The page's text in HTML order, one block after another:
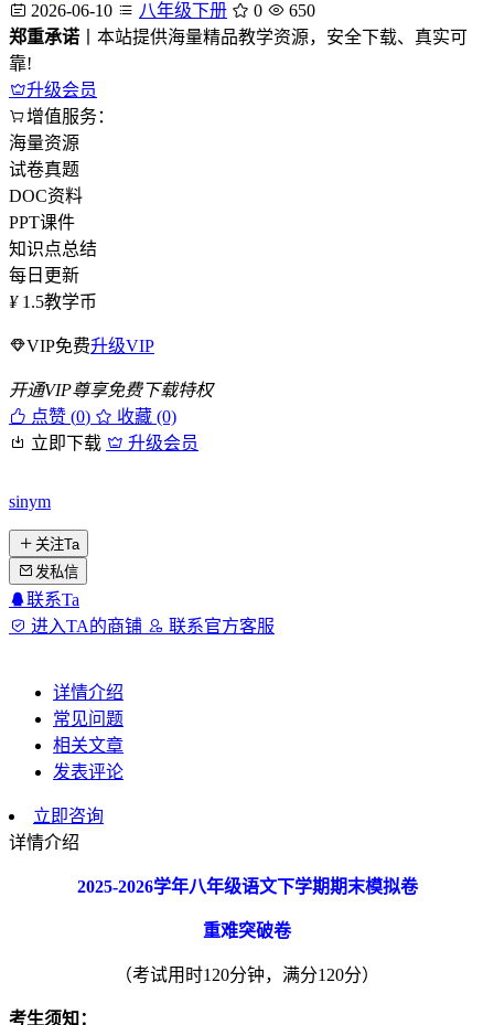
2026-06-10
八年级下册 0
650
郑重承诺 丨本站提供海量精品教学资源，安全下载、真实可
靠!
升级会员
增值服务：
海量资源
试卷真题
DOC资料
PPT课件
知识点总结
每日更新
¥ 1.5教学币
VIP免费升级VIP
开通VIP尊享免费下载特权
点赞 (0)
收藏 (0)
立即下载
升级会员
sinym
关注Ta
发私信
联系Ta
进入TA的商铺
联系官方客服
详情介绍
常见问题
相关文章
发表评论
立即咨询
详情介绍
2025-2026学年八年级语文下学期期末模拟卷
重难突破卷
（考试用时120分钟，满分120分）
考生须知：